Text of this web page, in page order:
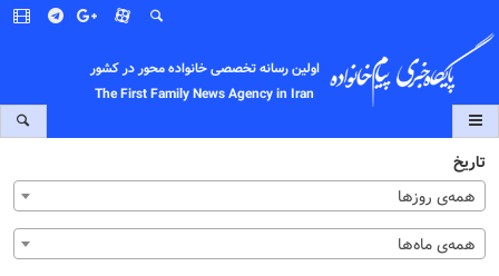
اولین رسانه تخصصی خانواده محور در کشور
The First Family News Agency in Iran
تاریخ
همه‌ی روزها
همه‌ی ماه‌ها